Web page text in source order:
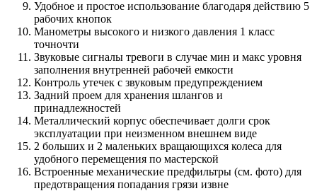
Удобное и простое использование благодаря действию 5
рабочих кнопок
Манометры высокого и низкого давления 1 класс
точночти
Звуковые сигналы тревоги в случае мин и макс уровня
заполнения внутренней рабочей емкости
Контроль утечек с звуковым предупреждением
Задний проем для хранения шлангов и
принадлежностей
Металлический корпус обеспечивает долги срок
эксплуатации при неизменном внешнем виде
2 больших и 2 маленьких вращающихся колеса для
удобного перемещения по мастерской
Встроенные механические предфильтры (см. фото) для
предотвращения попадания грязи извне